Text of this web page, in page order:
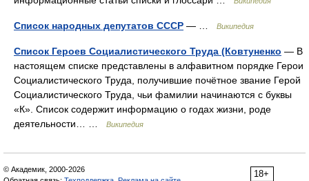
Список народных депутатов СССР — … Википедия
Список Героев Социалистического Труда (Ковтуненко — В
настоящем списке представлены в алфавитном порядке Герои
Социалистического Труда, получившие почётное звание Герой
Социалистического Труда, чьи фамилии начинаются с буквы
«К». Список содержит информацию о годах жизни, роде
деятельности… …
Википедия
18+
© Академик, 2000-2026